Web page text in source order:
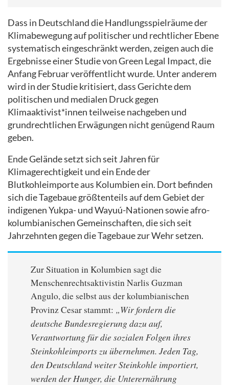
Dass in Deutschland die Handlungsspielräume der
Klimabewegung auf politischer und rechtlicher Ebene
systematisch eingeschränkt werden, zeigen auch die
Ergebnisse einer Studie von Green Legal Impact, die
Anfang Februar veröffentlicht wurde. Unter anderem
wird in der Studie kritisiert, dass Gerichte dem
politischen und medialen Druck gegen
Klimaaktivist*innen teilweise nachgeben und
grundrechtlichen Erwägungen nicht genügend Raum
geben.
Ende Gelände setzt sich seit Jahren für
Klimagerechtigkeit und ein Ende der
Blutkohleimporte aus Kolumbien ein. Dort befinden
sich die Tagebaue größtenteils auf dem Gebiet der
indigenen Yukpa- und Wayuú-Nationen sowie afro-
kolumbianischen Gemeinschaften, die sich seit
Jahrzehnten gegen die Tagebaue zur Wehr setzen.
Zur Situation in Kolumbien sagt die
Menschenrechtsaktivistin Narlis Guzman
Angulo, die selbst aus der kolumbianischen
Provinz Cesar stammt: „Wir fordern die
deutsche Bundesregierung dazu auf,
Verantwortung für die sozialen Folgen ihres
Steinkohleimports zu übernehmen. Jeden Tag,
den Deutschland weiter Steinkohle importiert,
werden der Hunger, die Unterernährung